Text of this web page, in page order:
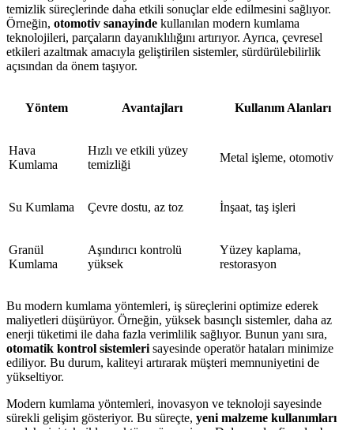
temizlik süreçlerinde daha etkili sonuçlar elde edilmesini sağlıyor.
Örneğin, otomotiv sanayinde kullanılan modern kumlama
teknolojileri, parçaların dayanıklılığını artırıyor. Ayrıca, çevresel
etkileri azaltmak amacıyla geliştirilen sistemler, sürdürülebilirlik
açısından da önem taşıyor.
Yöntem Avantajları Kullanım Alanları
Hava
Kumlama
Hızlı ve etkili yüzey
temizliği
Metal işleme, otomotiv
Su Kumlama Çevre dostu, az toz İnşaat, taş işleri
Granül
Kumlama
Aşındırıcı kontrolü
yüksek
Yüzey kaplama,
restorasyon
Bu modern kumlama yöntemleri, iş süreçlerini optimize ederek
maliyetleri düşürüyor. Örneğin, yüksek basınçlı sistemler, daha az
enerji tüketimi ile daha fazla verimlilik sağlıyor. Bunun yanı sıra,
otomatik kontrol sistemleri sayesinde operatör hataları minimize
ediliyor. Bu durum, kaliteyi artırarak müşteri memnuniyetini de
yükseltiyor.
Modern kumlama yöntemleri, inovasyon ve teknoloji sayesinde
sürekli gelişim gösteriyor. Bu süreçte, yeni malzeme kullanımları